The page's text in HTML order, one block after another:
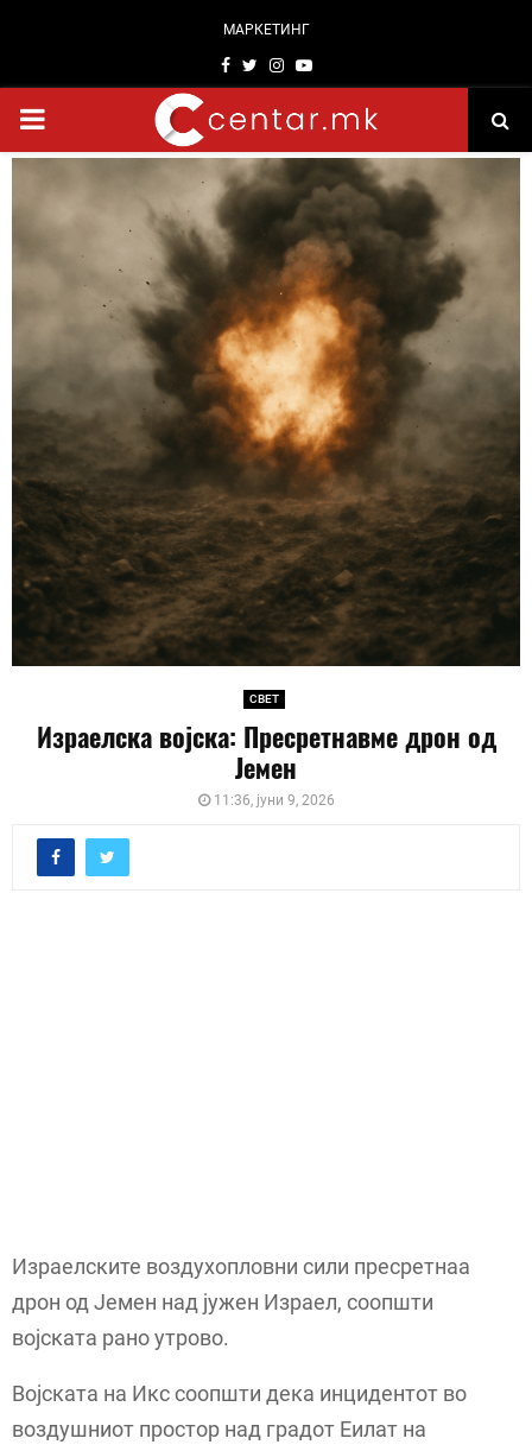
МАРКЕТИНГ
Facebook
TwitterInstagram
Youtube
PRIMARY
MENU
СВЕТ
Израелска војска: Пресретнавме дрон од
Јемен
11:36, јуни 9, 2026
Израелските воздухопловни сили пресретнаа
дрон од Јемен над јужен Израел, соопшти
војската рано утрово.
Војската на Икс соопшти дека инцидентот во
воздушниот простор над градот Еилат на